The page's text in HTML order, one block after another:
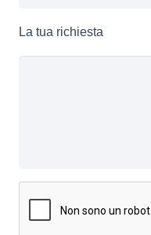
La tua richiesta